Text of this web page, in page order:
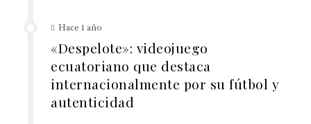
Hace 1 año
«Despelote»: videojuego
ecuatoriano que destaca
internacionalmente por su fútbol y
autenticidad